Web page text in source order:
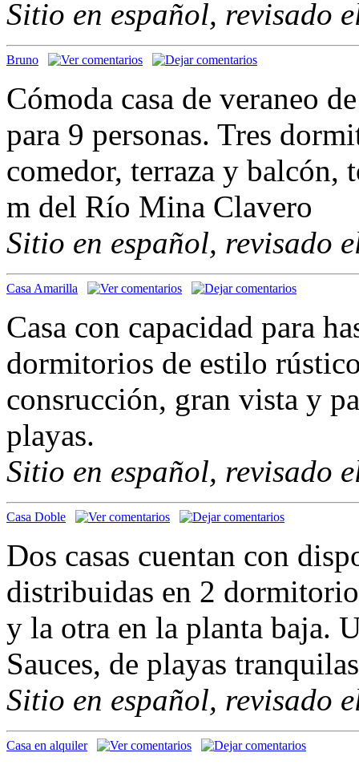
Sitio en español, revisado
Bruno
Cómoda casa de veraneo
para 9 personas. Tres
comedor, terraza y balcón,
m del Río Mina Clavero
Sitio en español, revisado
Casa Amarilla
Casa con capacidad para
dormitorios de estilo
consrucción, gran vista y
playas.
Sitio en español, revisado
Casa Doble
Dos casas cuentan con
distribuidas en 2
y la otra en la planta baja.
Sauces, de playas
Sitio en español, revisado
Casa en alquiler